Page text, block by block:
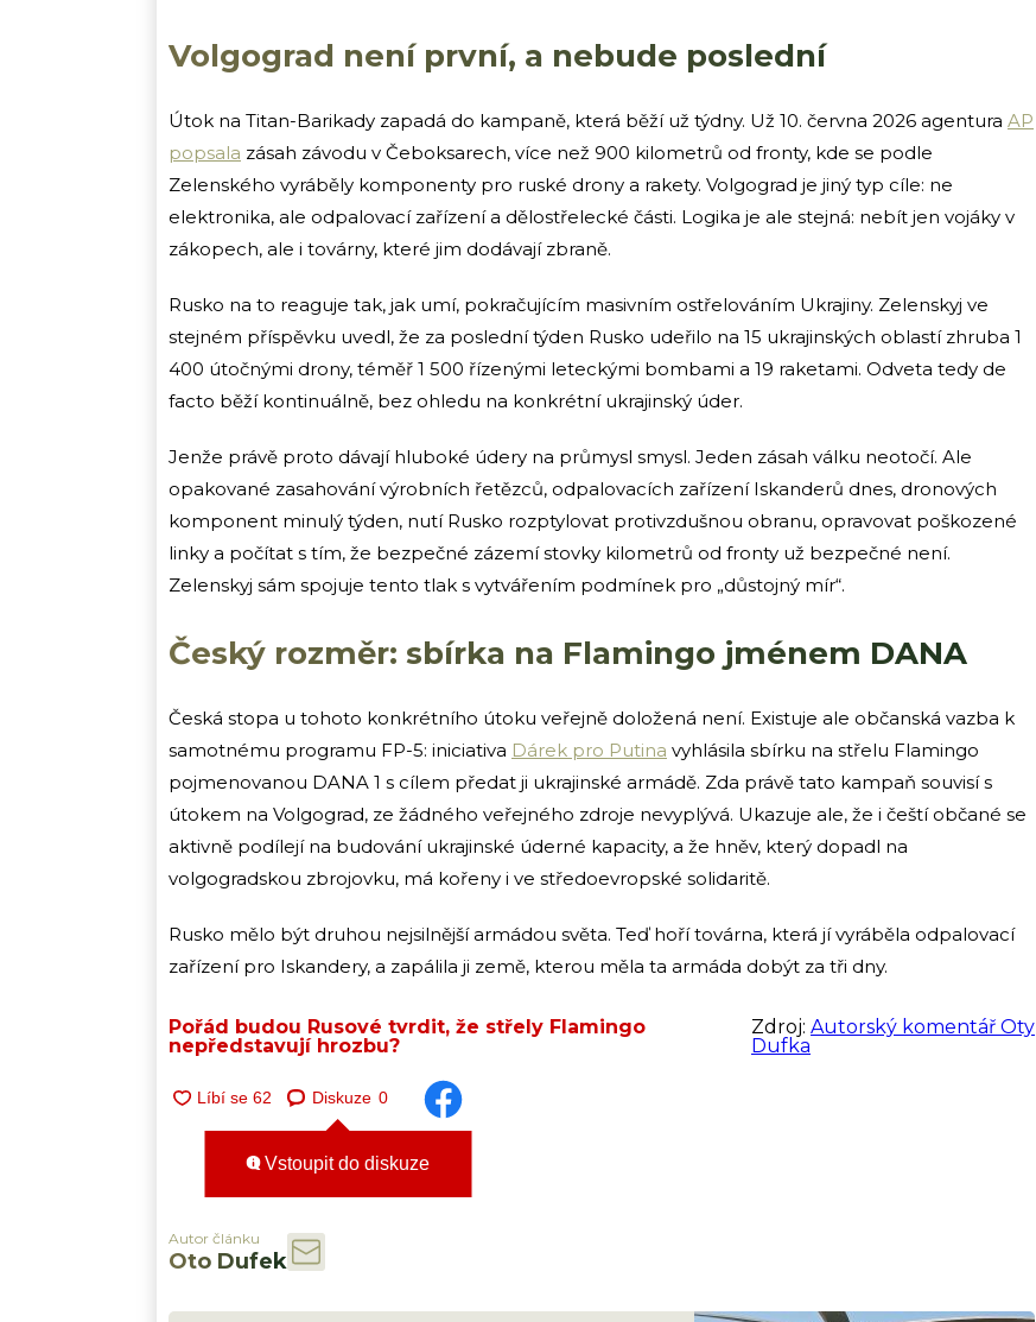
Volgograd není první, a nebude poslední
Útok na Titan-Barikady zapadá do kampaně, která běží už týdny. Už 10. června 2026 agentura AP
popsala zásah závodu v Čeboksarech, více než 900 kilometrů od fronty, kde se podle
Zelenského vyráběly komponenty pro ruské drony a rakety. Volgograd je jiný typ cíle: ne
elektronika, ale odpalovací zařízení a dělostřelecké části. Logika je ale stejná: nebít jen vojáky v
zákopech, ale i továrny, které jim dodávají zbraně.
Rusko na to reaguje tak, jak umí, pokračujícím masivním ostřelováním Ukrajiny. Zelenskyj ve
stejném příspěvku uvedl, že za poslední týden Rusko udeřilo na 15 ukrajinských oblastí zhruba 1
400 útočnými drony, téměř 1 500 řízenými leteckými bombami a 19 raketami. Odveta tedy de
facto běží kontinuálně, bez ohledu na konkrétní ukrajinský úder.
Jenže právě proto dávají hluboké údery na průmysl smysl. Jeden zásah válku neotočí. Ale
opakované zasahování výrobních řetězců, odpalovacích zařízení Iskanderů dnes, dronových
komponent minulý týden, nutí Rusko rozptylovat protivzdušnou obranu, opravovat poškozené
linky a počítat s tím, že bezpečné zázemí stovky kilometrů od fronty už bezpečné není.
Zelenskyj sám spojuje tento tlak s vytvářením podmínek pro „důstojný mír“.
Český rozměr: sbírka na Flamingo jménem DANA
Česká stopa u tohoto konkrétního útoku veřejně doložená není. Existuje ale občanská vazba k
samotnému programu FP-5: iniciativa Dárek pro Putina vyhlásila sbírku na střelu Flamingo
pojmenovanou DANA 1 s cílem předat ji ukrajinské armádě. Zda právě tato kampaň souvisí s
útokem na Volgograd, ze žádného veřejného zdroje nevyplývá. Ukazuje ale, že i čeští občané se
aktivně podílejí na budování ukrajinské úderné kapacity, a že hněv, který dopadl na
volgogradskou zbrojovku, má kořeny i ve středoevropské solidaritě.
Rusko mělo být druhou nejsilnější armádou světa. Teď hoří továrna, která jí vyráběla odpalovací
zařízení pro Iskandery, a zapálila ji země, kterou měla ta armáda dobýt za tři dny.
Pořád budou Rusové tvrdit, že střely Flamingo
nepředstavují hrozbu?
Zdroj:Autorský komentář Oty
Dufka
Diskuze 0
Vstoupit do diskuze
Autor článku
Oto Dufek